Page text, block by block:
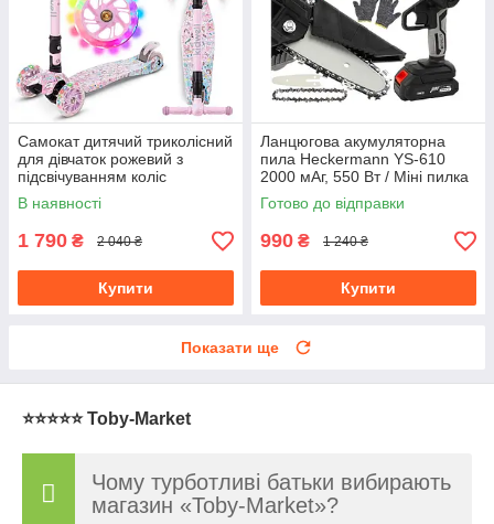
Самокат дитячий триколісний
для дівчаток рожевий з
підсвічуванням коліс
складаний Kidwell VENTO
Unique
В наявності
1 790 ₴ 2 040 ₴
Купити
Ланцюгова акумуляторна
пила Heckermann YS-610
2000 мАг, 550 Вт / Міні пилка
садова з акумулятором
Готово до відправки
990 ₴ 1 240 ₴
Купити
Показати ще
⭐️⭐️⭐️⭐️⭐️ Toby-Market
Чому турботливі батьки вибирають
магазин «Toby-Market»?